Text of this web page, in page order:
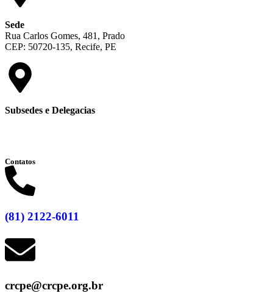
Sede
Rua Carlos Gomes, 481, Prado
CEP: 50720-135, Recife, PE
Subsedes e Delegacias
Contatos
(81) 2122-6011
crcpe@crcpe.org.br